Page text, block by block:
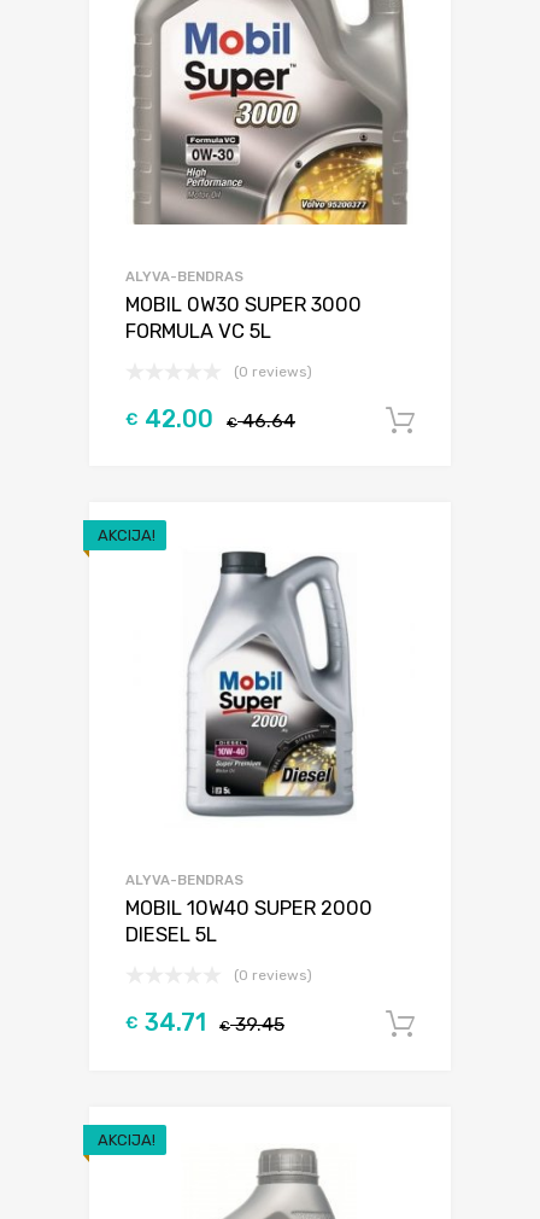
ALYVA-BENDRAS
MOBIL 0W30 SUPER 3000
FORMULA VC 5L
(0 reviews)
€46.64
€ 42.00
AKCIJA!
ALYVA-BENDRAS
MOBIL 10W40 SUPER 2000
DIESEL 5L
(0 reviews)
€39.45
€ 34.71
AKCIJA!